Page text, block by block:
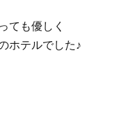
ても優しく
ホテルでした♪